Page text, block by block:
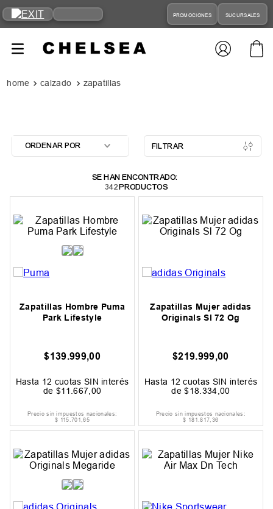
PROMOCIONES SUCURSALES
calzado zapatillas
ORDENAR POR FILTRAR
342PRODUCTOS
Zapatillas Hombre Puma
Park Lifestyle
$139.999,00
Hasta 12 cuotas SIN interés
de $11 .667 00
Precio sin impuestos nacionales:
$ 115.701,65
Zapatillas Mujer adidas
Originals Sl 72 Og
$219.999,00
Hasta 12 cuotas SIN interés
de$18 334 00
Precio sin impuestos nacionales:
$ 181.817,36